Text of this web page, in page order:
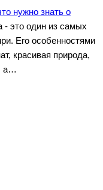
нужно знать о
- это один из самых
Его особенностями
красивая природа,
а…